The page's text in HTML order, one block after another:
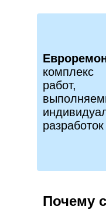
комплекс
работ,
Почему